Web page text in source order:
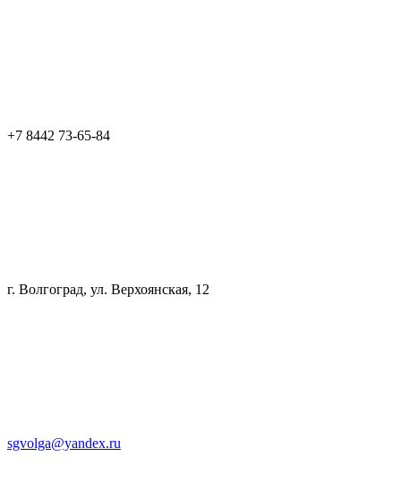
+7 8442 73-65-84
г. Волгоград, ул. Верхоянская, 12
sgvolga@yandex.ru